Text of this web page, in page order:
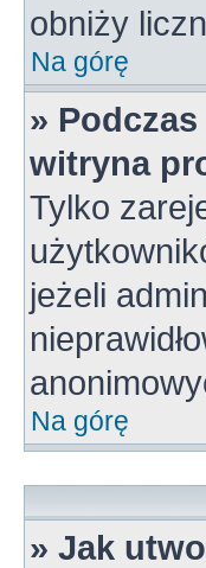
obniży
Na górę
»
witryna
Tylko
jeżeli
Na górę
» Jak